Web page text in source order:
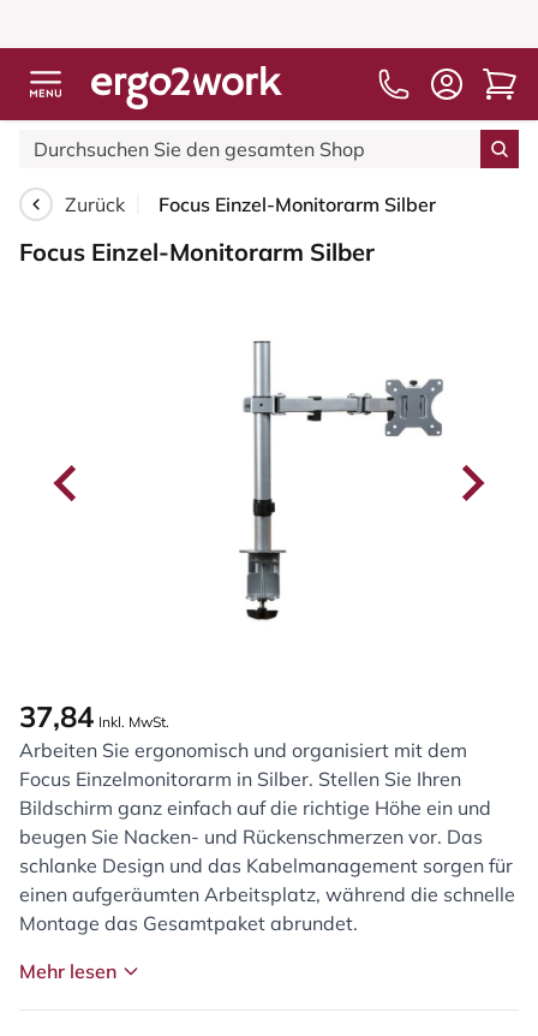
Zurück Focus Einzel-Monitorarm Silber
Focus Einzel-Monitorarm Silber
37,84 Inkl. MwSt.
Arbeiten Sie ergonomisch und organisiert mit dem
Focus Einzelmonitorarm in Silber. Stellen Sie Ihren
Bildschirm ganz einfach auf die richtige Höhe ein und
beugen Sie Nacken- und Rückenschmerzen vor. Das
schlanke Design und das Kabelmanagement sorgen für
einen aufgeräumten Arbeitsplatz, während die schnelle
Montage das Gesamtpaket abrundet.
Mehr lesen